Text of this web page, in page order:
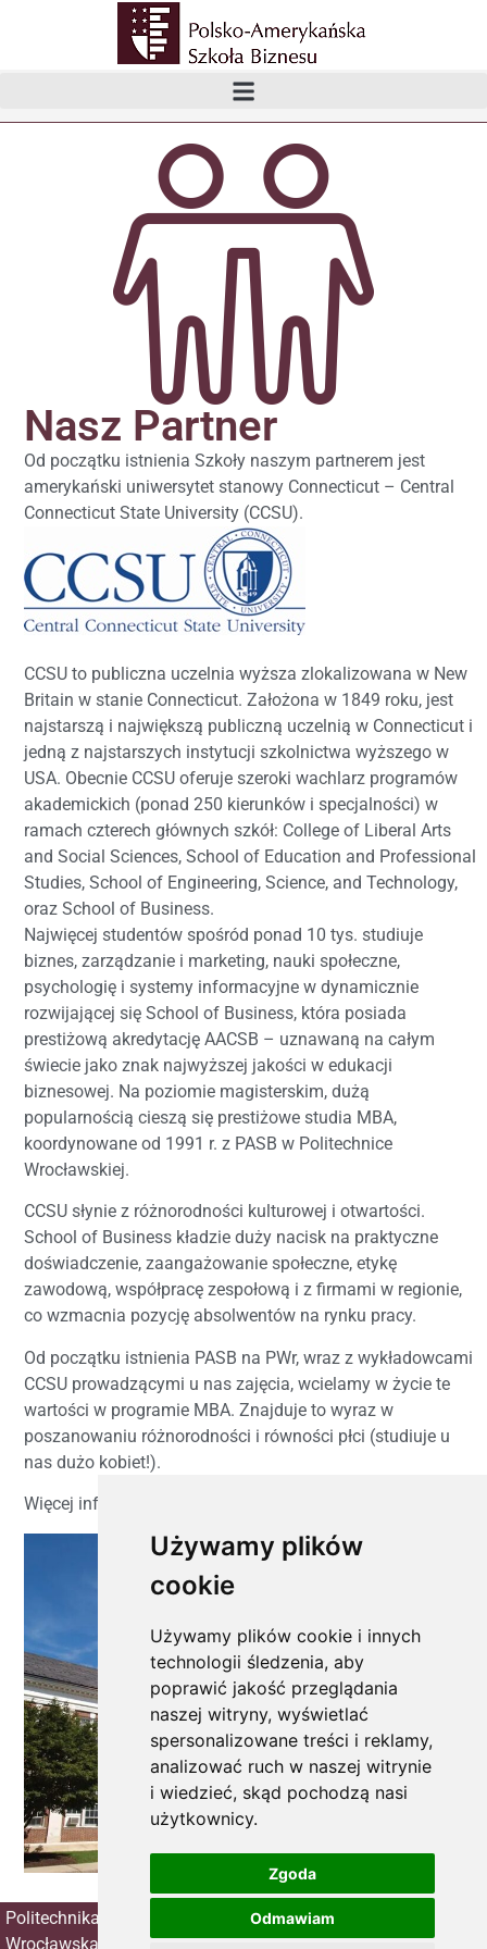
Używamy plików
cookie
Używamy plików cookie i innych
technologii śledzenia, aby
poprawić jakość przeglądania
naszej witryny, wyświetlać
spersonalizowane treści i reklamy,
analizować ruch w naszej witrynie
i wiedzieć, skąd pochodzą nasi
użytkownicy.
Zgoda
Odmawiam
Nasz Partner
Od początku istnienia Szkoły naszym partnerem jest
amerykański uniwersytet stanowy Connecticut – Central
Connecticut State University (CCSU).
CCSU to publiczna uczelnia wyższa zlokalizowana w New
Britain w stanie Connecticut. Założona w 1849 roku, jest
najstarszą i największą publiczną uczelnią w Connecticut i
jedną z najstarszych instytucji szkolnictwa wyższego w
USA. Obecnie CCSU oferuje szeroki wachlarz programów
akademickich (ponad 250 kierunków i specjalności) w
ramach czterech głównych szkół: College of Liberal Arts
and Social Sciences, School of Education and Professional
Studies, School of Engineering, Science, and Technology,
oraz School of Business.
Najwięcej studentów spośród ponad 10 tys. studiuje
biznes, zarządzanie i marketing, nauki społeczne,
psychologię i systemy informacyjne w dynamicznie
rozwijającej się School of Business, która posiada
prestiżową akredytację AACSB – uznawaną na całym
świecie jako znak najwyższej jakości w edukacji
biznesowej. Na poziomie magisterskim, dużą
popularnością cieszą się prestiżowe studia MBA,
koordynowane od 1991 r. z PASB w Politechnice
Wrocławskiej.
CCSU słynie z różnorodności kulturowej i otwartości.
School of Business kładzie duży nacisk na praktyczne
doświadczenie, zaangażowanie społeczne, etykę
zawodową, współpracę zespołową i z firmami w regionie,
co wzmacnia pozycję absolwentów na rynku pracy.
Od początku istnienia PASB na PWr, wraz z wykładowcami
CCSU prowadzącymi u nas zajęcia, wcielamy w życie te
wartości w programie MBA. Znajduje to wyraz w
poszanowaniu różnorodności i równości płci (studiuje u
nas dużo kobiet!).
Więcej informacji na stronie internetowej
Politechnika
Wrocławska